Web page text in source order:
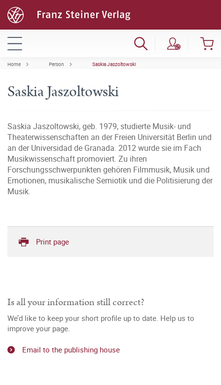
Home Person Saskia Jaszoltowski
Saskia Jaszoltowski
Saskia Jaszoltowski, geb. 1979, studierte Musik- und
Theaterwissenschaften an der Freien Universität Berlin und
an der Universidad de Granada. 2012 wurde sie im Fach
Musikwissenschaft promoviert. Zu ihren
Forschungsschwerpunkten gehören Filmmusik, Musik und
Emotionen, musikalische Semiotik und die Politisierung der
Musik.
Print page
Is all your information still correct?
We’d like to keep your short profile up to date. Help us to
improve your page.
Email to the publishing house